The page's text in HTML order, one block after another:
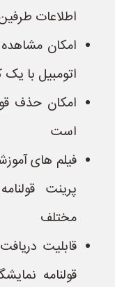
اطلاعات
امکان
اتومبیل با
امکان حذف
است
فیلم های
پرینت
مختلف
قابلیت
قولنامه